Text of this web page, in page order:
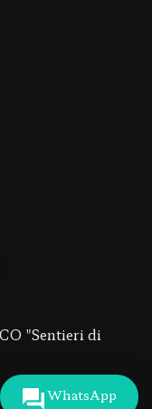
WhatsApp
"Sentieri di